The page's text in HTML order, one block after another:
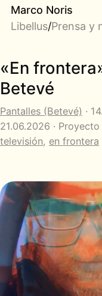
Marco Noris
Libellus/Prensa y
«En
Betevé
Pantalles (Betevé) ·
21.06.2026 · Proyecto
televisión, en frontera